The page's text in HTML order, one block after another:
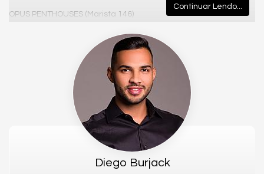
OPUS PENTHOUSES (Marista 146)
E se você pudesse ter mais tempo de qualidade com sua
Opus Penthouse pode proporcionar isso para você e sua família,
na melhor localização do setor Marista, na rua 146.
Empreendimento Opus com previsão de entrega para
novembro/2024, e o mais importante...
São plantas de 267 a 504 m², com 3 e 4 suítes, em um
condomínio muito exclusivo a seus moradores.
Região com alto potencial de valorização, agenda agora
Continuar Lendo...
Diego Burjack